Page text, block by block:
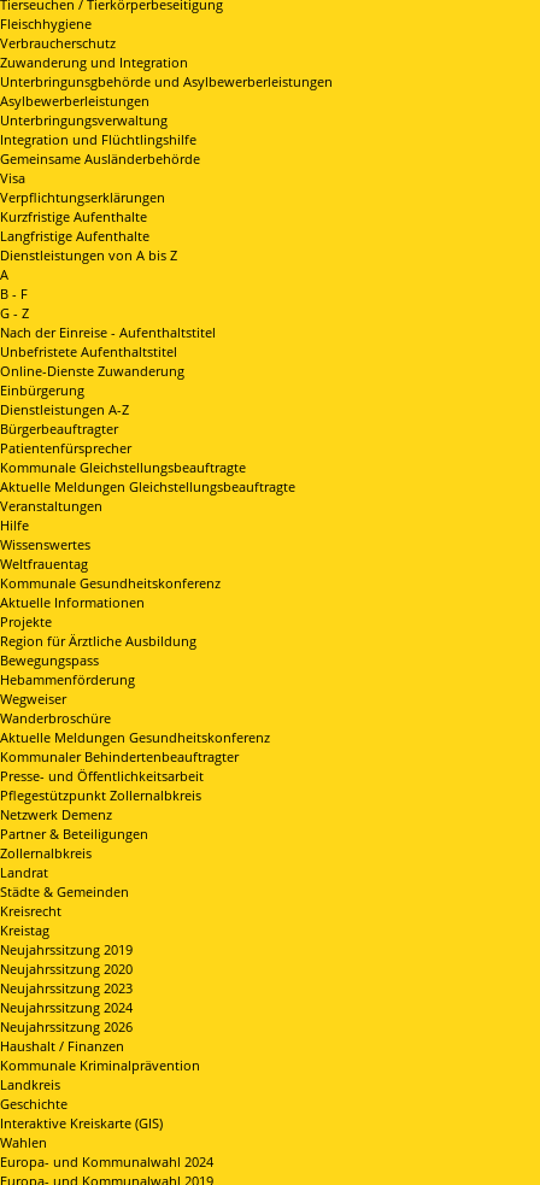
Tierseuchen / Tierkörperbeseitigung
Fleischhygiene
Verbraucherschutz
Zuwanderung und Integration
Unterbringunsgbehörde und Asylbewerberleistungen
Asylbewerberleistungen
Unterbringungsverwaltung
Integration und Flüchtlingshilfe
Gemeinsame Ausländerbehörde
Visa
Verpflichtungserklärungen
Kurzfristige Aufenthalte
Langfristige Aufenthalte
Dienstleistungen von A bis Z
A
B - F
G - Z
Nach der Einreise - Aufenthaltstitel
Unbefristete Aufenthaltstitel
Online-Dienste Zuwanderung
Einbürgerung
Dienstleistungen A-Z
Bürgerbeauftragter
Patientenfürsprecher
Kommunale Gleichstellungsbeauftragte
Aktuelle Meldungen Gleichstellungsbeauftragte
Veranstaltungen
Hilfe
Wissenswertes
Weltfrauentag
Kommunale Gesundheitskonferenz
Aktuelle Informationen
Projekte
Region für Ärztliche Ausbildung
Bewegungspass
Hebammenförderung
Wegweiser
Wanderbroschüre
Aktuelle Meldungen Gesundheitskonferenz
Kommunaler Behindertenbeauftragter
Presse- und Öffentlichkeitsarbeit
Pflegestützpunkt Zollernalbkreis
Netzwerk Demenz
Partner & Beteiligungen
Zollernalbkreis
Landrat
Städte & Gemeinden
Kreisrecht
Kreistag
Neujahrssitzung 2019
Neujahrssitzung 2020
Neujahrssitzung 2023
Neujahrssitzung 2024
Neujahrssitzung 2026
Haushalt / Finanzen
Kommunale Kriminalprävention
Landkreis
Geschichte
Interaktive Kreiskarte (GIS)
Wahlen
Europa- und Kommunalwahl 2024
Europa- und Kommunalwahl 2019